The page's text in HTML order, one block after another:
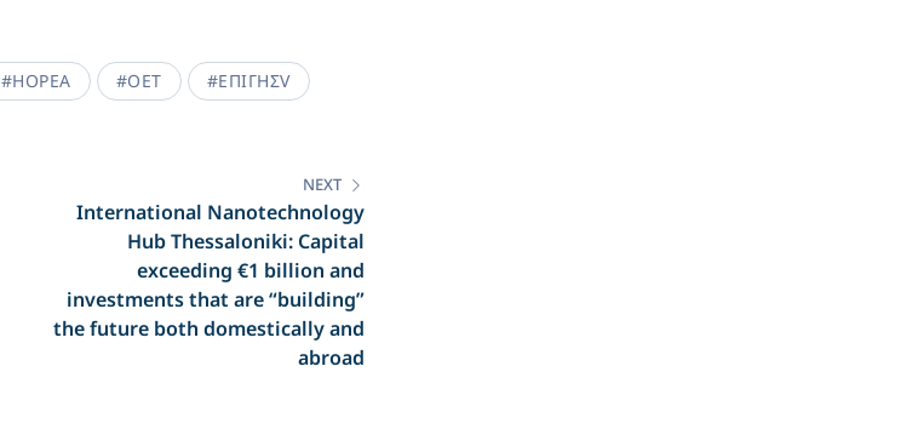
#HOPEA #OET #ΕΠΙΓΗΣV
NEXT
International Nanotechnology
Hub Thessaloniki: Capital
exceeding €1 billion and
investments that are “building”
the future both domestically and
abroad